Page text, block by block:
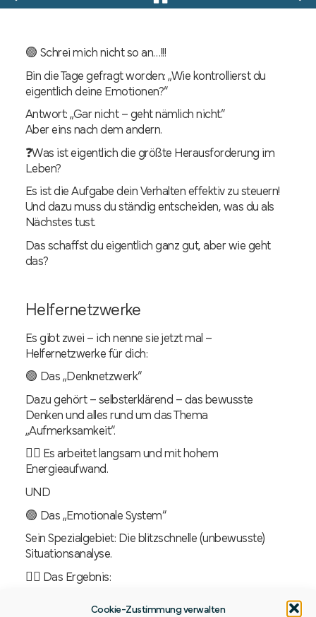
Cookie-Zustimmung verwalten
🟢 Schrei mich nicht so an…!!!
Bin die Tage gefragt worden: „Wie kontrollierst du
eigentlich deine Emotionen?“
Antwort: „Gar nicht – geht nämlich nicht.“
Aber eins nach dem andern.
❓Was ist eigentlich die größte Herausforderung im
Leben?
Es ist die Aufgabe dein Verhalten effektiv zu steuern!
Und dazu muss du ständig entscheiden, was du als
Nächstes tust.
Das schaffst du eigentlich ganz gut, aber wie geht
das?
Helfernetzwerke
Es gibt zwei – ich nenne sie jetzt mal –
Helfernetzwerke für dich:
🟢 Das „Denknetzwerk“
Dazu gehört – selbsterklärend – das bewusste
Denken und alles rund um das Thema
„Aufmerksamkeit“.
👉🏻 Es arbeitet langsam und mit hohem
Energieaufwand.
UND
🟢 Das „Emotionale System“
Sein Spezialgebiet: Die blitzschnelle (unbewusste)
Situationsanalyse.
👉🏻 Das Ergebnis: